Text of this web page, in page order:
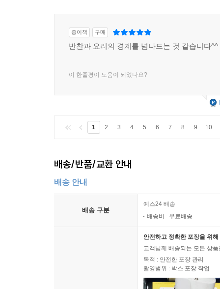
종이책 구매
반찬과 요리의 경계를 넘나드는 것 같습니다^^
이 한줄평이 도움이 되었나요?
1 2 3 4 5 6 7 8 9 10
배송/반품/교환 안내
배송 안내
배송 구분
예스24 배송
배송비 : 무료배송
안전하고 정확한 포장을 위
고객님께 배송되는 모든 상
목적 : 안전한 포장 관리
촬영범위 : 박스 포장 작업